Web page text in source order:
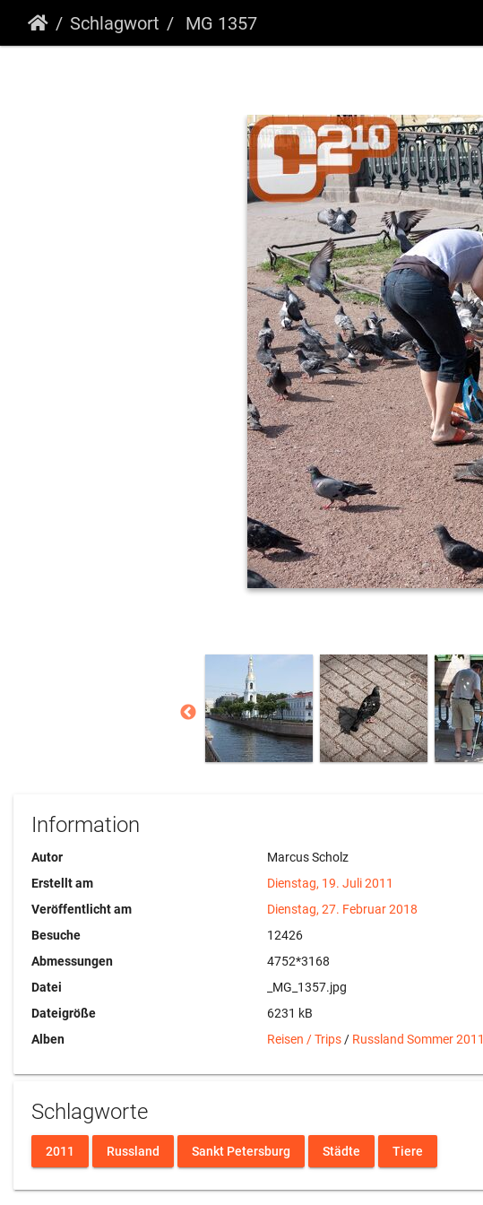
Schlagwort MG 1357
Information
Autor
Marcus Scholz
Erstellt am
Dienstag, 19. Juli 2011
Veröffentlicht am
Dienstag, 27. Februar 2018
Besuche
12426
Abmessungen
4752*3168
Datei
_MG_1357.jpg
Dateigröße
6231 kB
Alben
Reisen / Trips / Russland Sommer 2011
Schlagworte
2011 Russland Sankt Petersburg Städte Tiere